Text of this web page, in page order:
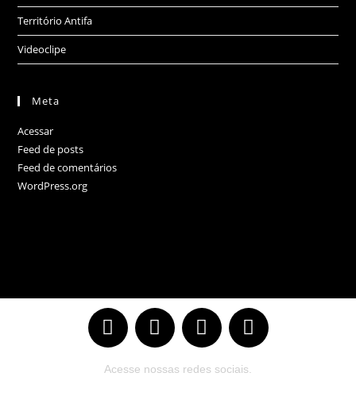
Território Antifa
Videoclipe
Meta
Acessar
Feed de posts
Feed de comentários
WordPress.org
Acesse nossas redes sociais.